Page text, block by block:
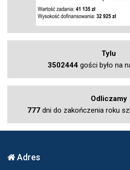
Tylu
3502444 gości było na
Odliczamy
777dni do zakończenia roku
Adres